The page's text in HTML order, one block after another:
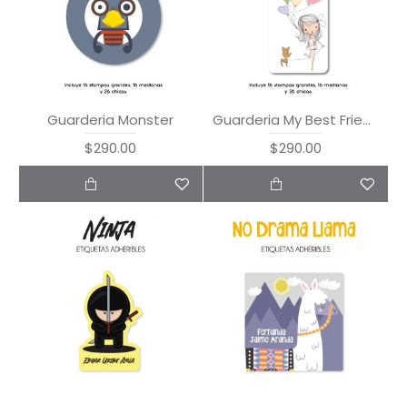
Guarderia Monster
$290.00
Guarderia My Best Friend
$290.00